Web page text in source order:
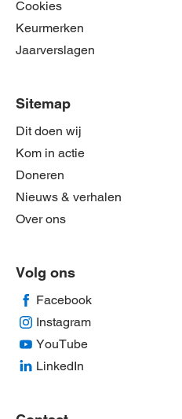
Cookies
Keurmerken
Jaarverslagen
Sitemap
Dit doen wij
Kom in actie
Doneren
Nieuws & verhalen
Over ons
Volg ons
Facebook
Instagram
YouTube
LinkedIn